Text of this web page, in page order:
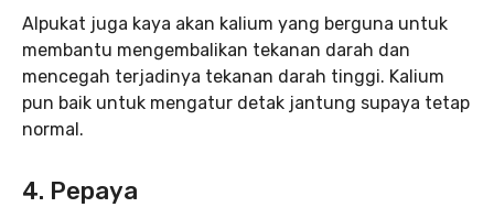
Alpukat juga kaya akan kalium yang berguna untuk
membantu mengembalikan tekanan darah dan
mencegah terjadinya tekanan darah tinggi. Kalium
pun baik untuk mengatur detak jantung supaya tetap
normal.
4. Pepaya